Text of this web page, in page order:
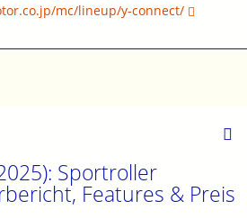
mc/lineup/y-connect/
Sportroller
Features & Preis